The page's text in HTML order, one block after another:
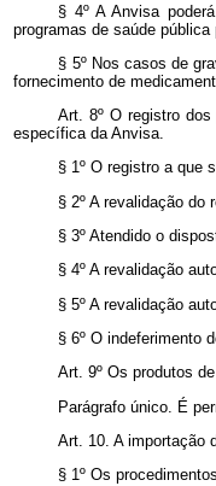
§ 4º A Anvisa
programas de saúde
§ 5º Nos casos de
fornecimento de
Art. 8º O registro
específica da Anvisa.
§ 1º O registro a que
§ 2º A revalidação
§ 3º Atendido o
§ 4º A revalidação
§ 5º A revalidação
§ 6º O indeferimento
Art. 9º Os produtos
Parágrafo único. É
Art. 10. A importação
§ 1º Os